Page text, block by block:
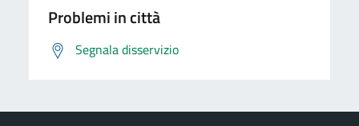
Problemi in città
Segnala disservizio